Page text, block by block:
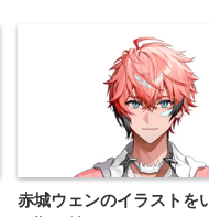
赤城ウェンのイラストを